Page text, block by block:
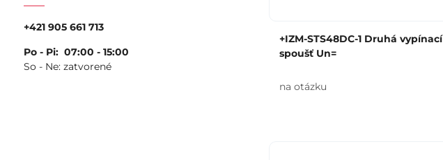
+421 905 661 713
Po - Pi: 07:00 - 15:00
So - Ne: zatvorené
+IZM-STS48DC-1 Druhá vypínací
spoušť Un=
na otázku